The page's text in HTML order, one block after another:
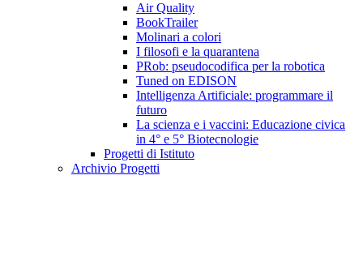
Air Quality
BookTrailer
Molinari a colori
I filosofi e la quarantena
PRob: pseudocodifica per la robotica
Tuned on EDISON
Intelligenza Artificiale: programmare il
futuro
La scienza e i vaccini: Educazione civica
in 4° e 5° Biotecnologie
Progetti di Istituto
Archivio Progetti